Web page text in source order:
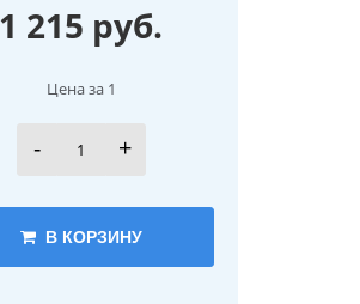
1 215 руб.
Цена за 1
- +
В КОРЗИНУ